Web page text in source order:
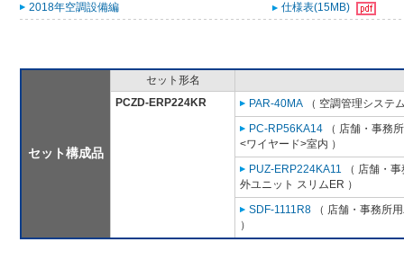
2018年空調設備編 仕様表(15MB)
セット構成品
セット形名
PCZD-ERP224KR
PAR-40MA （ 空調管理システ
PC-RP56KA14 （ 店舗・事務
<ワイヤード>室内 ）
PUZ-ERP224KA11 （ 店舗・
外ユニット スリムER ）
SDF-1111R8 （ 店舗・事務所
）